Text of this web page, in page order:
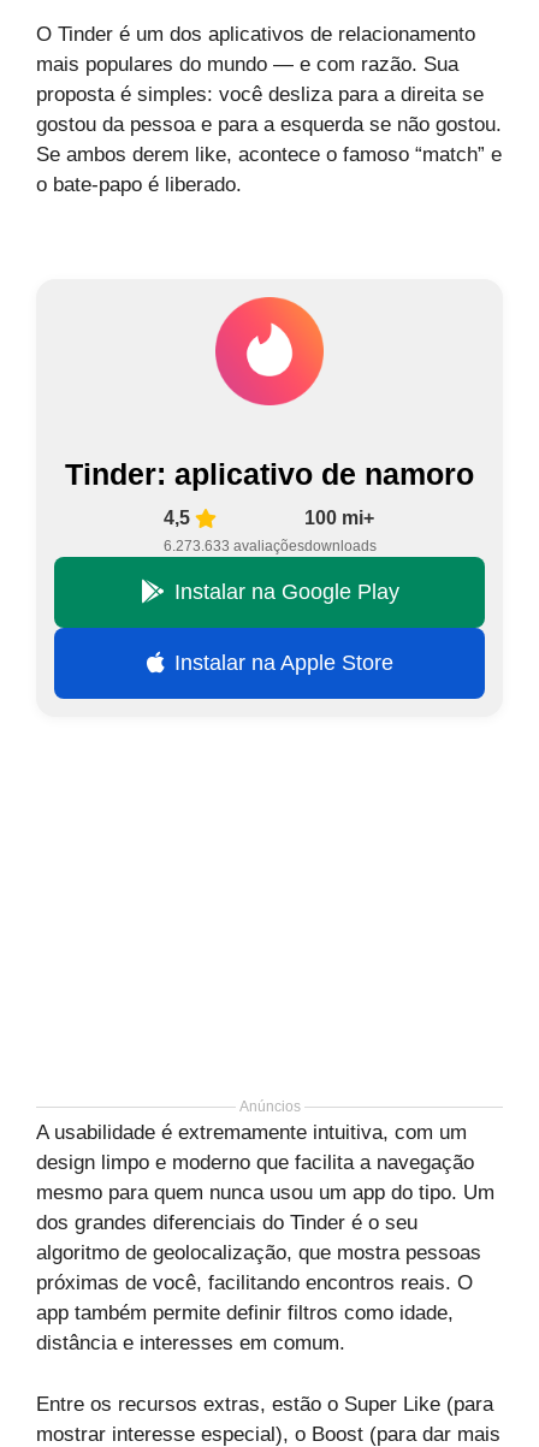
O Tinder é um dos aplicativos de relacionamento
mais populares do mundo — e com razão. Sua
proposta é simples: você desliza para a direita se
gostou da pessoa e para a esquerda se não gostou.
Se ambos derem like, acontece o famoso “match” e
o bate-papo é liberado.
Tinder: aplicativo de namoro
4,5
6.273.633 avaliações
100 mi+
downloads
Instalar na Google Play
Instalar na Apple Store
Anúncios
A usabilidade é extremamente intuitiva, com um
design limpo e moderno que facilita a navegação
mesmo para quem nunca usou um app do tipo. Um
dos grandes diferenciais do Tinder é o seu
algoritmo de geolocalização, que mostra pessoas
próximas de você, facilitando encontros reais. O
app também permite definir filtros como idade,
distância e interesses em comum.
Entre os recursos extras, estão o Super Like (para
mostrar interesse especial), o Boost (para dar mais